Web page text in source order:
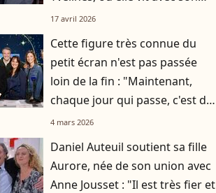
mari et leurs deux enfants
17 avril 2026
Cette figure très connue du
petit écran n'est pas passée
loin de la fin : "Maintenant,
chaque jour qui passe, c'est du
bonus"
4 mars 2026
Daniel Auteuil soutient sa fille
Aurore, née de son union avec
Anne Jousset : "Il est très fier et